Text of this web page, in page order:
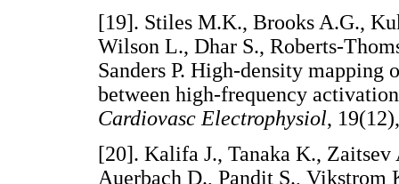
[19]. Stiles M.K., Brooks A.G.,
Wilson L., Dhar S., Roberts-
Sanders P. High-density
between high-frequency
Cardiovasc Electrophysiol,
[20]. Kalifa J., Tanaka K., Zaitsev
Auerbach D., Pandit S.,